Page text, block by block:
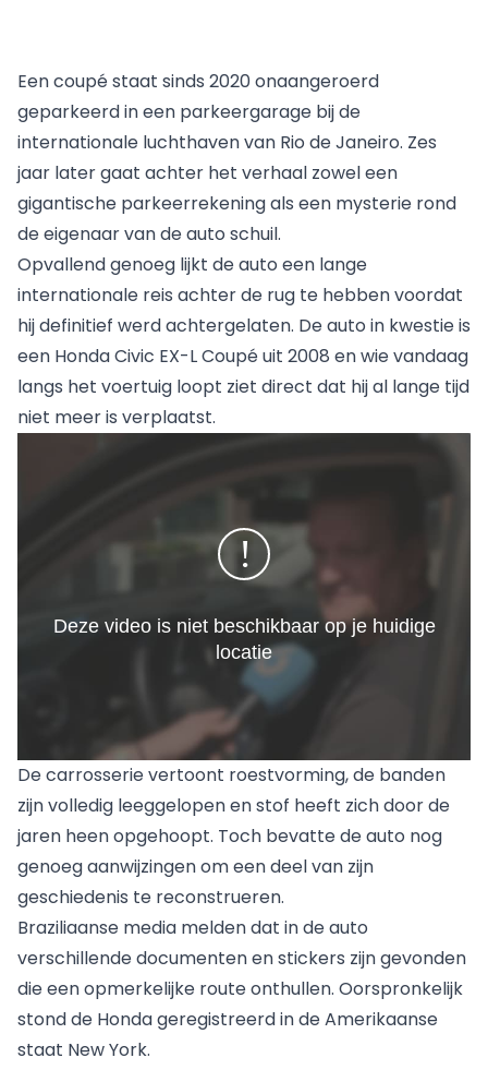
Een coupé staat sinds 2020 onaangeroerd
geparkeerd in een parkeergarage bij de
internationale luchthaven van Rio de Janeiro. Zes
jaar later gaat achter het verhaal zowel een
gigantische parkeerrekening als een mysterie rond
de eigenaar van de auto schuil.
Opvallend genoeg lijkt de auto een lange
internationale reis achter de rug te hebben voordat
hij definitief werd achtergelaten. De auto in kwestie is
een Honda Civic EX-L Coupé uit 2008 en wie vandaag
langs het voertuig loopt ziet direct dat hij al lange tijd
niet meer is verplaatst.
De carrosserie vertoont roestvorming, de banden
zijn volledig leeggelopen en stof heeft zich door de
jaren heen opgehoopt. Toch bevatte de auto nog
genoeg aanwijzingen om een deel van zijn
geschiedenis te reconstrueren.
Braziliaanse media melden dat in de auto
verschillende documenten en stickers zijn gevonden
die een opmerkelijke route onthullen. Oorspronkelijk
stond de Honda geregistreerd in de Amerikaanse
staat New York.